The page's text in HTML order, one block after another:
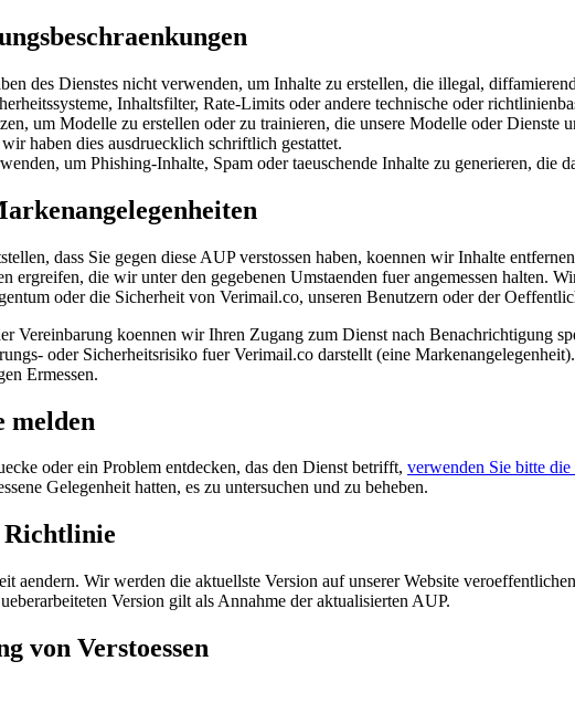
des Dienstes nicht verwenden, um Inhalte zu erstellen, die illegal,
Inhaltsfilter, Rate-Limits oder andere technische oder
um Modelle zu erstellen oder zu trainieren, die unsere Modelle oder
haben dies ausdruecklich schriftlich gestattet.
um Phishing-Inhalte, Spam oder taeuschende Inhalte zu generieren, die
dass Sie gegen diese AUP verstossen haben, koennen wir Inhalte
ergreifen, die wir unter den gegebenen Umstaenden fuer angemessen halten.
oder die Sicherheit von Verimail.co, unseren Benutzern oder der
Vereinbarung koennen wir Ihren Zugang zum Dienst nach Benachrichtigung
oder Sicherheitsrisiko fuer Verimail.co darstellt (eine
Ermessen.
melden
oder ein Problem entdecken, das den Dienst betrifft, verwenden Sie bitte
Gelegenheit hatten, es zu untersuchen und zu beheben.
Richtlinie
aendern. Wir werden die aktuellste Version auf unserer Website
Version gilt als Annahme der aktualisierten AUP.
von Verstoessen